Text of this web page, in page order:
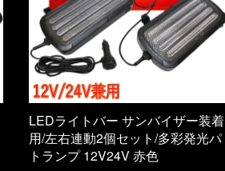
LEDライトバー サンバイザー装着
用/左右連動2個セット/多彩発光パ
トランプ 12V24V 赤色